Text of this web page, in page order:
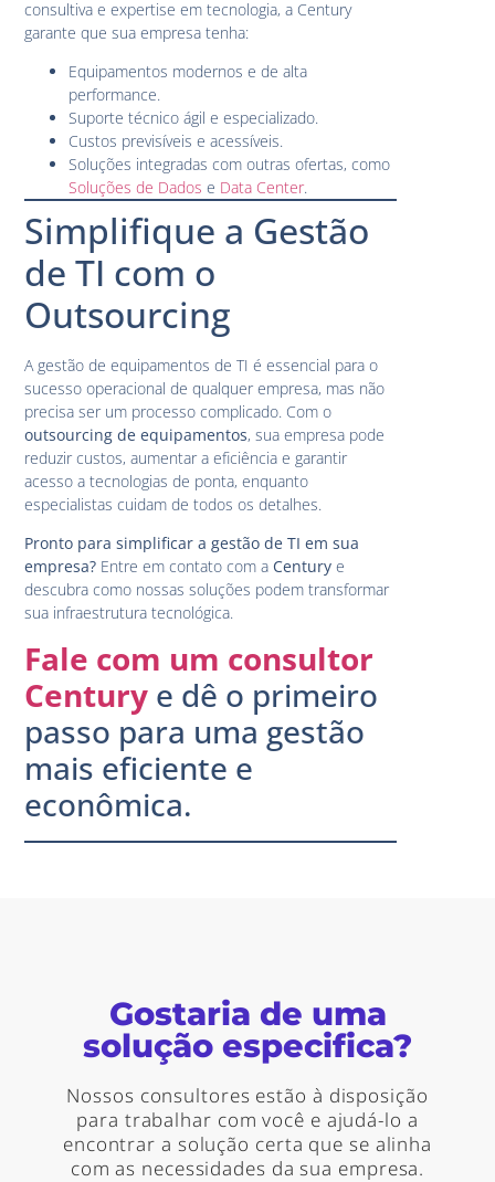
consultiva e expertise em tecnologia, a Century
garante que sua empresa tenha:
Equipamentos modernos e de alta
performance.
Suporte técnico ágil e especializado.
Custos previsíveis e acessíveis.
Soluções integradas com outras ofertas, como
Soluções de Dados e Data Center.
Simplifique a Gestão
de TI com o
Outsourcing
A gestão de equipamentos de TI é essencial para o
sucesso operacional de qualquer empresa, mas não
precisa ser um processo complicado. Com o
outsourcing de equipamentos, sua empresa pode
reduzir custos, aumentar a eficiência e garantir
acesso a tecnologias de ponta, enquanto
especialistas cuidam de todos os detalhes.
Pronto para simplificar a gestão de TI em sua
empresa? Entre em contato com a Century e
descubra como nossas soluções podem transformar
sua infraestrutura tecnológica.
Fale com um consultor
Century e dê o primeiro
passo para uma gestão
mais eficiente e
econômica.
Gostaria de uma
solução especifica?
Nossos consultores estão à disposição
para trabalhar com você e ajudá-lo a
encontrar a solução certa que se alinha
com as necessidades da sua empresa.